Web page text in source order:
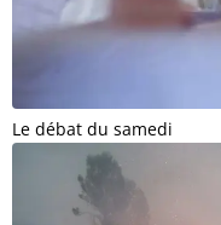
Le débat du samedi